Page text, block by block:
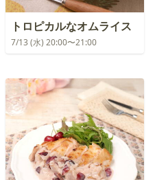
トロピカルなオムライス
7/13 (水) 20:00〜21:00